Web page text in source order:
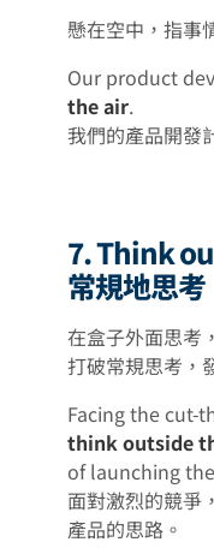
懸在空中，指事
Our product
the air.
我們的產品開發
7. Think
常規地思考
在盒子外面思考
打破常規思考，
Facing the cut-
think outside
of launching
面對激烈的競爭
產品的思路。